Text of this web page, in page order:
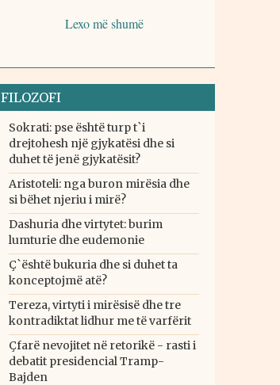
Lexo më shumë
FILOZOFI
Sokrati: pse është turp t`i
drejtohesh një gjykatësi dhe si
duhet të jenë gjykatësit?
Aristoteli: nga buron mirësia dhe
si bëhet njeriu i mirë?
Dashuria dhe virtytet: burim
lumturie dhe eudemonie
Ç`është bukuria dhe si duhet ta
konceptojmë atë?
Tereza, virtyti i mirësisë dhe tre
kontradiktat lidhur me të varfërit
Çfarë nevojitet në retorikë - rasti i
debatit presidencial Tramp-
Bajden